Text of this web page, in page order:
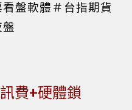
盤軟體＃台指期貨
費+硬體鎖